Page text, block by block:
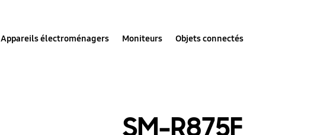
Appareils électroménagers Moniteurs Objets connectés
SM-R875F